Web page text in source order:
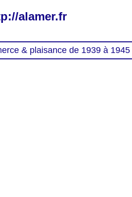
alamer.fr
& plaisance de 1939 à 1945